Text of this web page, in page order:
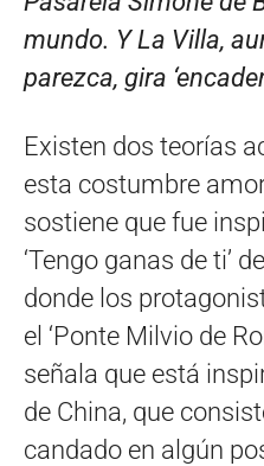
mundo. Y La Villa,
parezca, gira
Existen dos teorías
esta costumbre
sostiene que fue
‘Tengo ganas de ti’
donde los
el ‘Ponte Milvio de
señala que está
de China, que
candado en algún